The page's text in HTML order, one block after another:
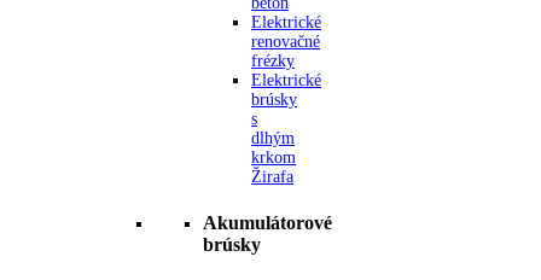
Elektrické
renovačné
frézky
Elektrické
brúsky
s
dlhým
krkom
Žirafa
Akumulátorové
brúsky